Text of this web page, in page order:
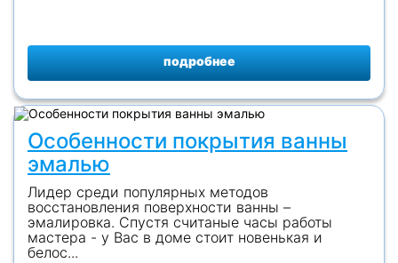
подробнее
Особенности покрытия ванны
эмалью
Лидер среди популярных методов
восстановления поверхности ванны –
эмалировка. Спустя считаные часы работы
мастера - у Вас в доме стоит новенькая и
белос...